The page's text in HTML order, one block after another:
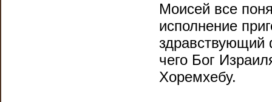
Моисей все
исполнение
здравствующий
чего Бог
Хоремхебу.